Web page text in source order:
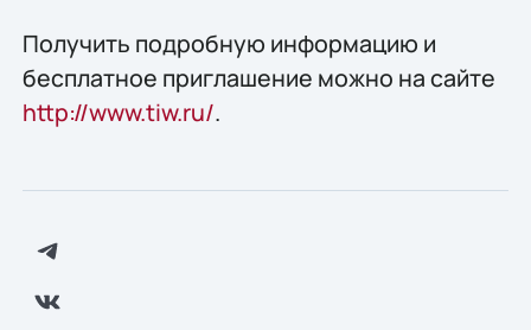
Получить подробную информацию и
бесплатное приглашение можно на сайте
http://www.tiw.ru/.